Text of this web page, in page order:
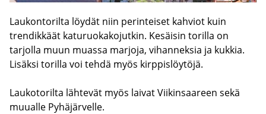
Laukontorilta löydät niin perinteiset kahviot kuin
trendikkäät katuruokakojutkin. Kesäisin torilla on
tarjolla muun muassa marjoja, vihanneksia ja kukkia.
Lisäksi torilla voi tehdä myös kirppislöytöjä.
Laukotorilta lähtevät myös laivat Viikinsaareen sekä
muualle Pyhäjärvelle.